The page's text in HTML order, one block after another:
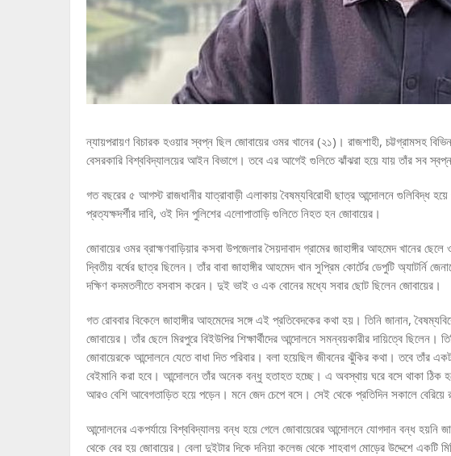
ন্যায়পরায়ণ বিচারক হওয়ার স্বপ্ন ছিল জোবায়ের ওমর খানের (২১)। রাজশাহী, চট্টগ্রামসহ
বেসরকারি বিশ্ববিদ্যালয়ের আইন বিভাগে। তবে এর আগেই গুলিতে ঝাঁঝরা হয়ে যায় তাঁর সব
গত বছরের ৫ আগস্ট রাজধানীর যাত্রাবাড়ী এলাকায় বৈষম্যবিরোধী ছাত্র আন্দোলনে গুলিবিদ্ধ
প্রত্যক্ষদর্শীর দাবি, ওই দিন পুলিশের এলোপাতাড়ি গুলিতে নিহত হন জোবায়ের।
জোবায়ের ওমর ব্রাহ্মণবাড়িয়ার কসবা উপজেলার সৈয়দাবাদ গ্রামের জাহাঙ্গীর আহমেদ খানের
দ্বিতীয় বর্ষের ছাত্র ছিলেন। তাঁর বাবা জাহাঙ্গীর আহমেদ খান সুপ্রিম কোর্টের ডেপুটি অ্যাটর্নি
দক্ষিণ কদমতলীতে বসবাস করেন। দুই ভাই ও এক বোনের মধ্যে সবার ছোট ছিলেন জোবায়ের।
গত রোববার বিকেলে জাহাঙ্গীর আহমেদের সঙ্গে এই প্রতিবেদকের কথা হয়। তিনি জানান,
জোবায়ের। তাঁর ছেলে মিরপুরে বিইউপির শিক্ষার্থীদের আন্দোলনে সমন্বয়কারীর দায়িত্বে
জোবায়েরকে আন্দোলনে যেতে বাধা দিত পরিবার। বলা হয়েছিল জীবনের ঝুঁকির কথা। তবে তাঁর
বেইমানি করা হবে। আন্দোলনে তাঁর অনেক বন্ধু হতাহত হচ্ছে। এ অবস্থায় ঘরে বসে থাকা ঠিক
আরও বেশি আবেগতাড়িত হয়ে পড়েন। মনে জেদ চেপে বসে। সেই থেকে প্রতিদিন সকালে বেরিয়ে
আন্দোলনের একপর্যায়ে বিশ্ববিদ্যালয় বন্ধ হয়ে গেলে জোবায়েরের আন্দোলনে যোগদান বন্ধ হয়নি
থেকে বের হয় জোবায়ের। বেলা দুইটার দিকে দনিয়া কলেজ থেকে শাহবাগ মোড়ের উদ্দেশে একটি